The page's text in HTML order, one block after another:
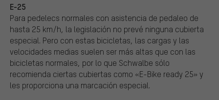
E-25
Para pedelecs normales con asistencia de pedaleo de
hasta 25 km/h, la legislación no prevé ninguna cubierta
especial. Pero con estas bicicletas, las cargas y las
velocidades medias suelen ser más altas que con las
bicicletas normales, por lo que Schwalbe sólo
recomienda ciertas cubiertas como «E-Bike ready 25» y
les proporciona una marcación especial.